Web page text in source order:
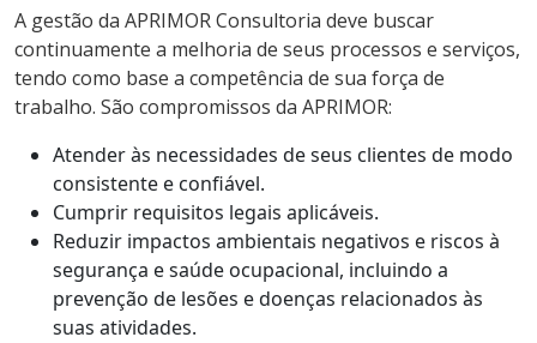
A gestão da APRIMOR Consultoria deve buscar
continuamente a melhoria de seus processos e serviços,
tendo como base a competência de sua força de
trabalho. São compromissos da APRIMOR:
Atender às necessidades de seus clientes de modo
consistente e confiável.
Cumprir requisitos legais aplicáveis.
Reduzir impactos ambientais negativos e riscos à
segurança e saúde ocupacional, incluindo a
prevenção de lesões e doenças relacionados às
suas atividades.